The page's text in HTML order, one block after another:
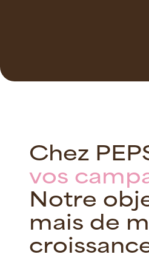
Chez PEP
vos camp
Notre obj
mais de m
croissanc